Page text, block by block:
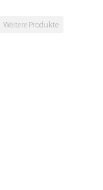
Weitere Produkte